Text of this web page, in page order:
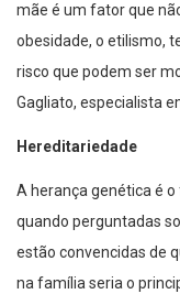
mãe é um fator que
obesidade, o etilismo,
risco que podem ser
Gagliato, especialista
Hereditariedade
A herança genética é
quando perguntadas
estão convencidas de
na família seria o